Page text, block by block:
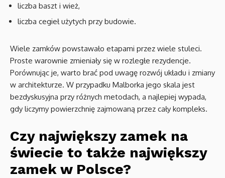
liczba baszt i wież,
liczba cegieł użytych przy budowie.
Wiele zamków powstawało etapami przez wiele stuleci.
Proste warownie zmieniały się w rozległe rezydencje.
Porównując je, warto brać pod uwagę rozwój układu i zmiany
w architekturze. W przypadku Malborka jego skala jest
bezdyskusyjna przy różnych metodach, a najlepiej wypada,
gdy liczymy powierzchnię zajmowaną przez cały kompleks.
Czy największy zamek na
świecie to także największy
zamek w Polsce?